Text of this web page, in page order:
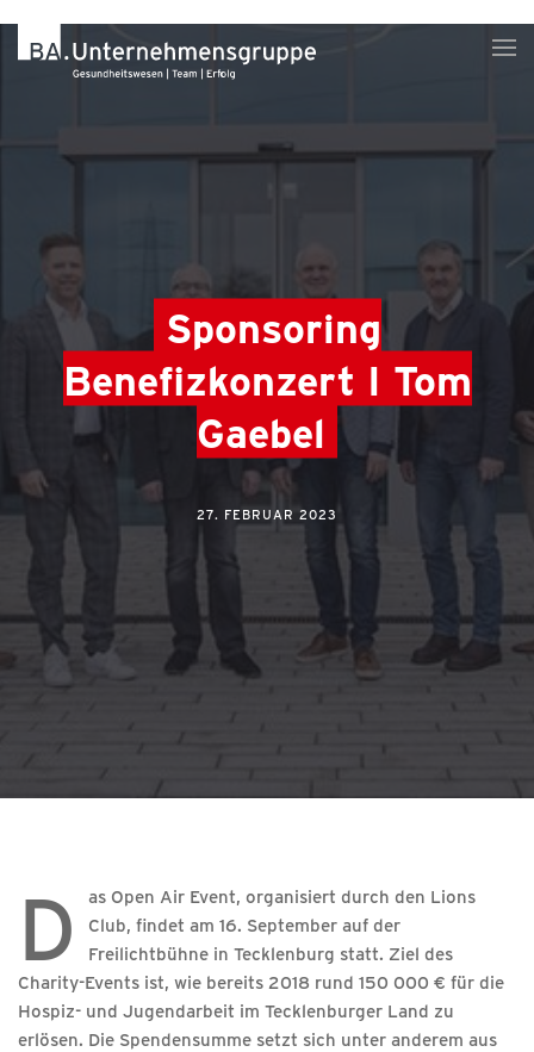
Sponsoring
Benefizkonzert I Tom
Gaebel
27. FEBRUAR 2023
D
as Open Air Event, organisiert durch den Lions
Club, findet am 16. September auf der
Freilichtbühne in Tecklenburg statt. Ziel des
Charity-Events ist, wie bereits 2018 rund 150 000 € für die
Hospiz- und Jugendarbeit im Tecklenburger Land zu
erlösen. Die Spendensumme setzt sich unter anderem aus